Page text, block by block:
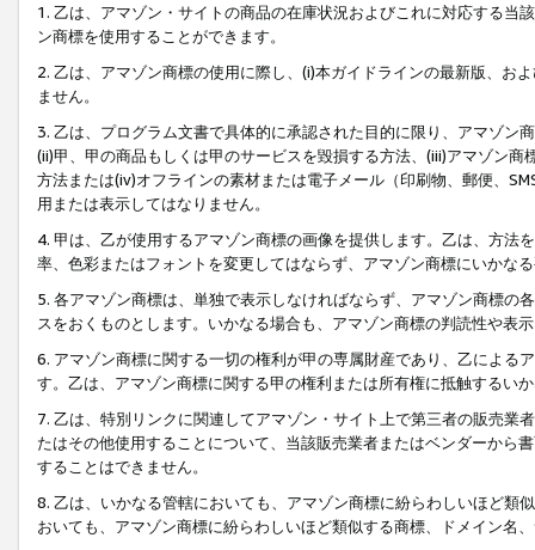
1. 乙は、アマゾン・サイトの商品の在庫状況およびこれに対応する
ン商標を使用することができます。
2. 乙は、アマゾン商標の使用に際し、(i)本ガイドラインの最新版、お
ません。
3. 乙は、プログラム文書で具体的に承認された目的に限り、アマゾン
(ii)甲、甲の商品もしくは甲のサービスを毀損する方法、(iii)アマゾン
方法または(iv)オフラインの素材または電子メール（印刷物、郵便、
用または表示してはなりません。
4. 甲は、乙が使用するアマゾン商標の画像を提供します。乙は、方
率、色彩またはフォントを変更してはならず、アマゾン商標にいかな
5. 各アマゾン商標は、単独で表示しなければならず、アマゾン商標
スをおくものとします。いかなる場合も、アマゾン商標の判読性や表
6. アマゾン商標に関する一切の権利が甲の専属財産であり、乙による
す。乙は、アマゾン商標に関する甲の権利または所有権に抵触するい
7. 乙は、特別リンクに関連してアマゾン・サイト上で第三者の販売
たはその他使用することについて、当該販売業者またはベンダーから
することはできません。
8. 乙は、いかなる管轄においても、アマゾン商標に紛らわしいほど類
おいても、アマゾン商標に紛らわしいほど類似する商標、ドメイン名